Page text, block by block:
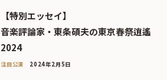
【特別エッセイ】
音楽評論家・東条碩夫の東京春祭逍遙
2024
注目公演 2024年2月5日